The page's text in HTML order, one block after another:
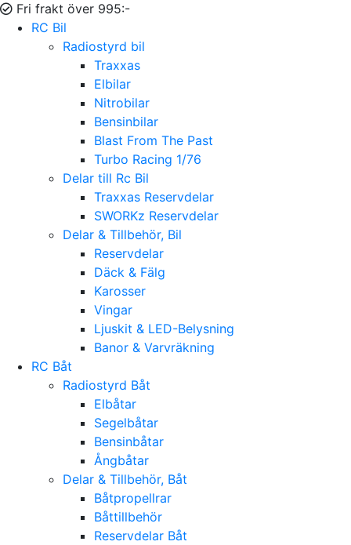
Fri frakt över 995:-
RC Bil
Radiostyrd bil
Traxxas
Elbilar
Nitrobilar
Bensinbilar
Blast From The Past
Turbo Racing 1/76
Delar till Rc Bil
Traxxas Reservdelar
SWORKz Reservdelar
Delar & Tillbehör, Bil
Reservdelar
Däck & Fälg
Karosser
Vingar
Ljuskit & LED-Belysning
Banor & Varvräkning
RC Båt
Radiostyrd Båt
Elbåtar
Segelbåtar
Bensinbåtar
Ångbåtar
Delar & Tillbehör, Båt
Båtpropellrar
Båttillbehör
Reservdelar Båt